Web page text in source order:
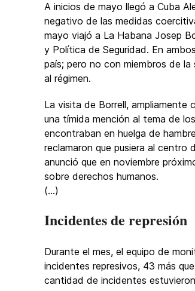
A inicios de mayo llegó a Cuba
negativo de las medidas
mayo viajó a La Habana Josep
y Política de Seguridad. En
país; pero no con miembros de
al régimen.
La visita de Borrell,
una tímida mención al tema de
encontraban en huelga de
reclamaron que pusiera al centro
anunció que en noviembre
sobre derechos humanos.
(...)
Incidentes de represión
Durante el mes, el equipo de
incidentes represivos, 43 más
cantidad de incidentes